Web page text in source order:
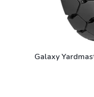
Galaxy